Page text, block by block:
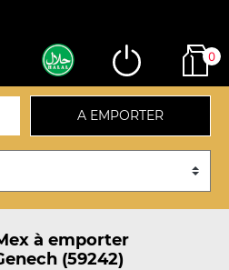
0
A EMPORTER
à emporter
(59242)